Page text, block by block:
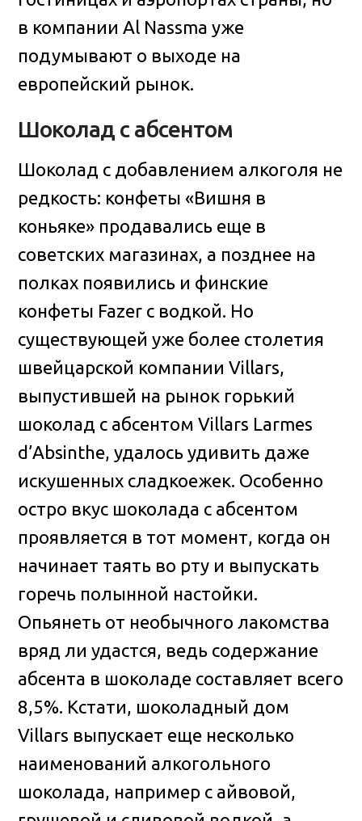
в компании Al Nassma уже
подумывают о выходе на
европейский рынок.
Шоколад с абсентом
Шоколад с добавлением алкоголя не
редкость: конфеты «Вишня в
коньяке» продавались еще в
советских магазинах, а позднее на
полках появились и финские
конфеты Fazer с водкой. Но
существующей уже более столетия
швейцарской компании Villars,
выпустившей на рынок горький
шоколад с абсентом Villars Larmes
d’Absinthe, удалось удивить даже
искушенных сладкоежек. Особенно
остро вкус шоколада с абсентом
проявляется в тот момент, когда он
начинает таять во рту и выпускать
горечь полынной настойки.
Опьянеть от необычного лакомства
вряд ли удастся, ведь содержание
абсента в шоколаде составляет всего
8,5%. Кстати, шоколадный дом
Villars выпускает еще несколько
наименований алкогольного
шоколада, например с айвовой,